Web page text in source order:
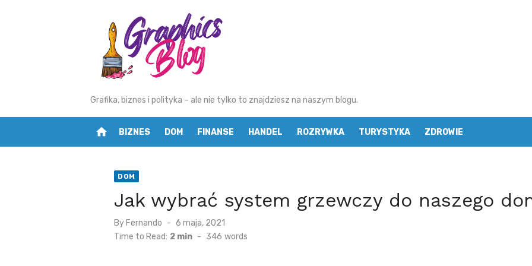
Grafika, biznes i polityka – ale nie tylko to znajdziesz na naszym blogu.
home BIZNES DOM FINANSE HANDEL ROZRYWKA TURYSTYKA ZDROWIE
DOM
Jak wybrać system grzewczy do naszego
By Fernando
Posted
on
6 maja, 2021
Time to Read: 2 min - 346 words